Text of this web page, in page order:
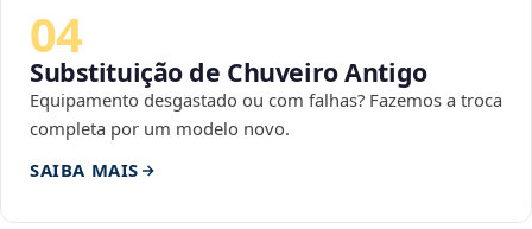
04
Substituição de Chuveiro Antigo
Equipamento desgastado ou com falhas? Fazemos a troca
completa por um modelo novo.
SAIBA MAIS